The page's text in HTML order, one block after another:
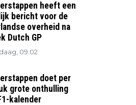
heeft een
bericht voor de
overheid na
Dutch GP
09:02
doet per
grote onthulling
kalender